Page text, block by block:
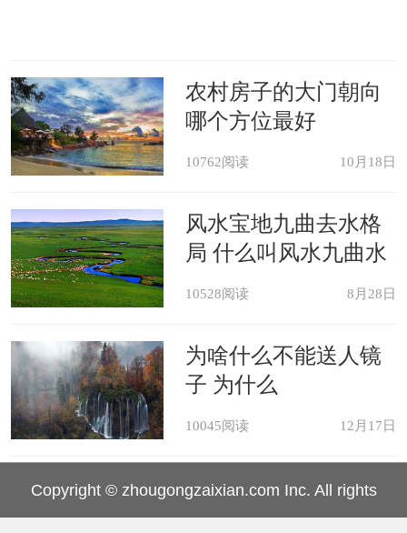
农村房子的大门朝向
哪个方位最好
10762阅读 10月18日
风水宝地九曲去水格
局 什么叫风水九曲水
10528阅读 8月28日
为啥什么不能送人镜
子 为什么
10045阅读 12月17日
Copyright © zhougongzaixian.com Inc. All rights